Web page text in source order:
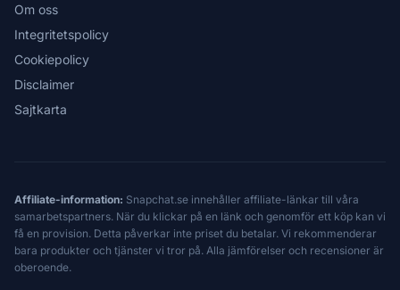
Om oss
Integritetspolicy
Cookiepolicy
Disclaimer
Sajtkarta
Affiliate-information: Snapchat.se innehåller affiliate-länkar till våra
samarbetspartners. När du klickar på en länk och genomför ett köp kan vi
få en provision. Detta påverkar inte priset du betalar. Vi rekommenderar
bara produkter och tjänster vi tror på. Alla jämförelser och recensioner är
oberoende.